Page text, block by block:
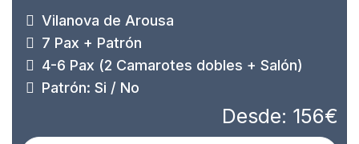
Vilanova de Arousa
7 Pax + Patrón
4-6 Pax (2 Camarotes dobles + Salón)
Patrón: Si / No
Desde: 156€